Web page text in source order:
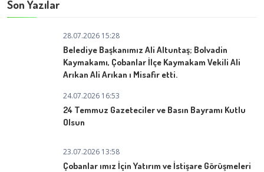
Son Yazılar
28.07.2026 15:28
Belediye Başkanımız Ali Altuntaş; Bolvadin
Kaymakamı, Çobanlar İlçe Kaymakam Vekili Ali
Arıkan Ali Arıkan ı Misafir etti.
24.07.2026 16:53
24 Temmuz Gazeteciler ve Basın Bayramı Kutlu
Olsun
23.07.2026 13:58
Çobanlar ımız İçin Yatırım ve İstişare Görüşmeleri